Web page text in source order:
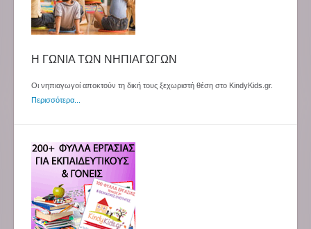
Η ΓΩΝΙΑ ΤΩΝ ΝΗΠΙΑΓΩΓΩΝ
Οι νηπιαγωγοί αποκτούν τη δική τους ξεχωριστή θέση στο KindyKids.gr.
Περισσότερα...